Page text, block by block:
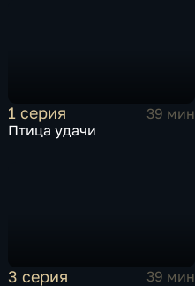
1 серия
39 мин
Птица удачи
3 серия
39 мин